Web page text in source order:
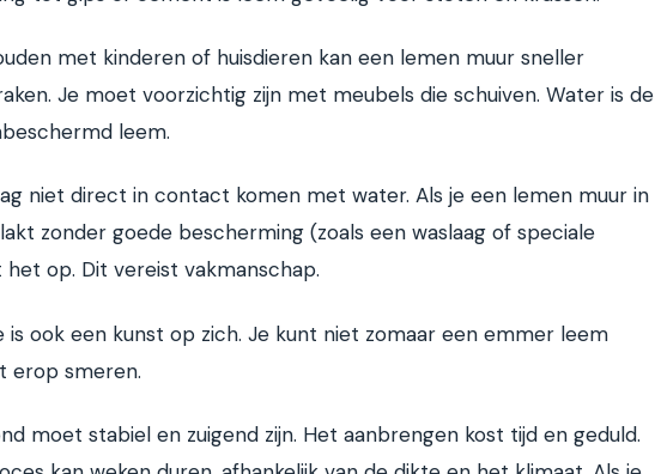
met kinderen of huisdieren kan een lemen muur sneller
Je moet voorzichtig zijn met meubels die schuiven. Water is de
leem.
niet direct in contact komen met water. Als je een lemen muur in
zonder goede bescherming (zoals een waslaag of speciale
het op. Dit vereist vakmanschap.
is ook een kunst op zich. Je kunt niet zomaar een emmer leem
erop smeren.
moet stabiel en zuigend zijn. Het aanbrengen kost tijd en geduld.